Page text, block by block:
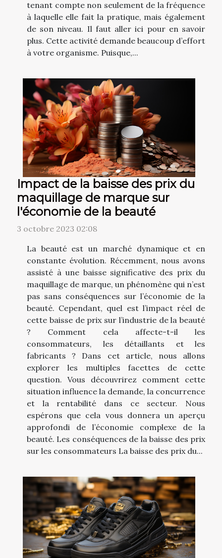
tenant compte non seulement de la fréquence
à laquelle elle fait la pratique, mais également
de son niveau. Il faut aller ici pour en savoir
plus. Cette activité demande beaucoup d’effort
à votre organisme. Puisque,...
Impact de la baisse des prix du
maquillage de marque sur
l'économie de la beauté
3 octobre 2023 02:08
La beauté est un marché dynamique et en
constante évolution. Récemment, nous avons
assisté à une baisse significative des prix du
maquillage de marque, un phénomène qui n’est
pas sans conséquences sur l’économie de la
beauté. Cependant, quel est l’impact réel de
cette baisse de prix sur l’industrie de la beauté
? Comment cela affecte-t-il les
consommateurs, les détaillants et les
fabricants ? Dans cet article, nous allons
explorer les multiples facettes de cette
question. Vous découvrirez comment cette
situation influence la demande, la concurrence
et la rentabilité dans ce secteur. Nous
espérons que cela vous donnera un aperçu
approfondi de l’économie complexe de la
beauté. Les conséquences de la baisse des prix
sur les consommateurs La baisse des prix du...